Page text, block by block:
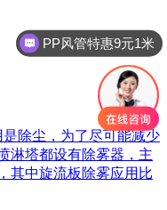
除尘，为了尽可能减少
淋塔都设有除雾器，主
其中旋流板除雾应用比
PP风管特惠9元1米